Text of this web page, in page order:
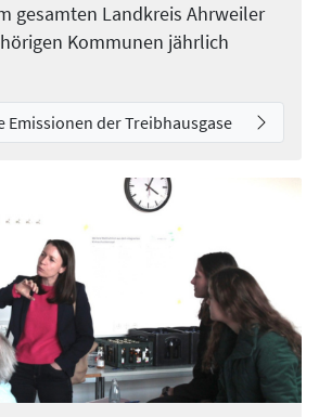
gesamten Landkreis Ahrweiler
Kommunen jährlich
Emissionen der Treibhausgase